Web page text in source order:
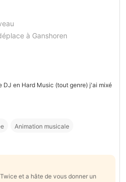
à Ganshoren
DJ en Hard Music (tout genre) j'ai mixé
Animation musicale
et a hâte de vous donner un